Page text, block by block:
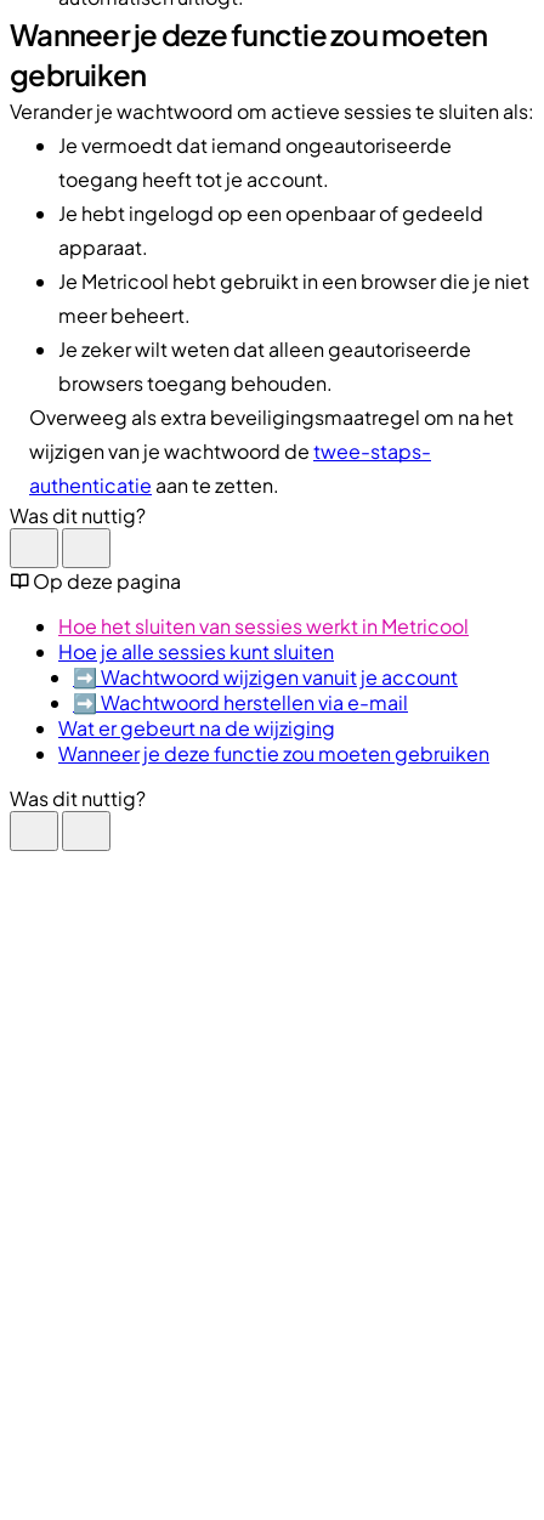
Wanneer je deze functie zou moeten
gebruiken
Verander je wachtwoord om actieve sessies te sluiten als:
Je vermoedt dat iemand ongeautoriseerde
toegang heeft tot je account.
Je hebt ingelogd op een openbaar of gedeeld
apparaat.
Je Metricool hebt gebruikt in een browser die je niet
meer beheert.
Je zeker wilt weten dat alleen geautoriseerde
browsers toegang behouden.
Overweeg als extra beveiligingsmaatregel om na het
wijzigen van je wachtwoord detwee-staps-
authenticatie aan te zetten.
Was dit nuttig?
Op deze pagina
Hoe het sluiten van sessies werkt in Metricool
Hoe je alle sessies kunt sluiten
➡️ Wachtwoord wijzigen vanuit je account
➡️ Wachtwoord herstellen via e-mail
Wat er gebeurt na de wijziging
Wanneer je deze functie zou moeten gebruiken
Was dit nuttig?